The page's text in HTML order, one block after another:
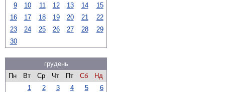
9
10 11 12 13 14
15
16
17 18 19 20 21
22
23
24 25 26 27 28
29
30
грудень
Пн
Вт Ср Чт Пт Сб
Нд
1
2 3 4 5
6